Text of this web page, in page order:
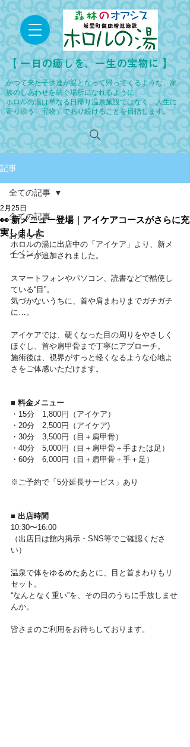
​【 一日の癒しを、一生の宝物に 】
かつて来た子供達が親となって帰ってくるような、家
族のしあわせを紡ぐ場所になれるように
ホロルの湯は単なる日帰り温泉施設ではなく、人生に
寄り添う「宝物」であり続けることを目指します。
記事
全ての記事
お知らせ
イベント
全ての記事
👀 新メニュー登場｜アイケアコースがさらに充
実しました
2月25日
ホロルの湯に出店中の「アイケア」より、新メ
ニューが追加されました。
スマートフォンやパソコン、読書などで酷使し
ている“目”。
気づかないうちに、首や肩まわりまでガチガチ
に…。
アイケアでは、硬くなった目の周りをやさしく
ほぐし、首や肩甲骨まで丁寧にアプローチ。
施術後は、視界がすっと軽くなるような心地よ
さをご体感いただけます。
■ 料金メニュー
・15分　1,800円（アイケア）
・20分　2,500円（アイケア)
・30分　3,500円（目＋肩甲骨）
・40分　5,000円（目＋肩甲骨＋手または足）
・60分　6,000円（目＋肩甲骨＋手＋足）
※ご予約で「5分延長サービス」あり
■ 出店時間
10:30〜16:00
（出店日は館内掲示・SNS等でご確認くださ
い）
温泉で体をゆるめたあとに、目と首まわりもリ
セット。
“なんとなく重い”を、その日のうちに手放しませ
んか。
皆さまのご利用をお待ちしております。